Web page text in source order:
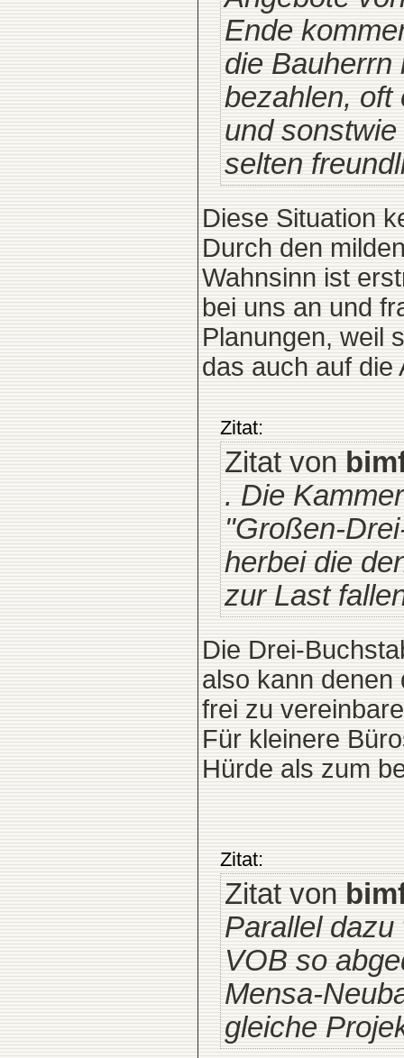
Ende
die Bauherrn
bezahlen, oft
und
selten
Diese Situation
Durch den
Wahnsinn ist
bei uns an und
Planungen, weil
das auch auf die
Zitat:
Zitat von
. Die
"Großen-
herbei die
zur Last
Die Drei-
also kann denen
frei zu
Für kleinere
Hürde als zum
Zitat:
Zitat von
Parallel
VOB so
Mensa-
gleiche